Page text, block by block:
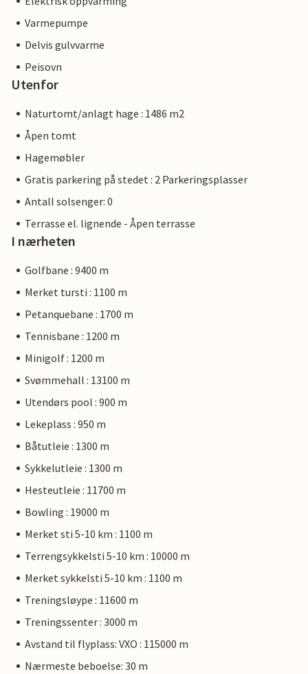
Varmepumpe
Delvis gulvvarme
Peisovn
Utenfor
Naturtomt/anlagt hage : 1486 m2
Åpen tomt
Hagemøbler
Gratis parkering på stedet : 2 Parkeringsplasser
Antall solsenger: 0
Terrasse el. lignende - Åpen terrasse
I nærheten
Golfbane : 9400 m
Merket tursti : 1100 m
Petanquebane : 1700 m
Tennisbane : 1200 m
Minigolf : 1200 m
Svømmehall : 13100 m
Utendørs pool : 900 m
Lekeplass : 950 m
Båtutleie : 1300 m
Sykkelutleie : 1300 m
Hesteutleie : 11700 m
Bowling : 19000 m
Merket sti 5-10 km : 1100 m
Terrengsykkelsti 5-10 km : 10000 m
Merket sykkelsti 5-10 km : 1100 m
Treningsløype : 11600 m
Treningssenter : 3000 m
Avstand til flyplass: VXO : 115000 m
Nærmeste beboelse: 30 m